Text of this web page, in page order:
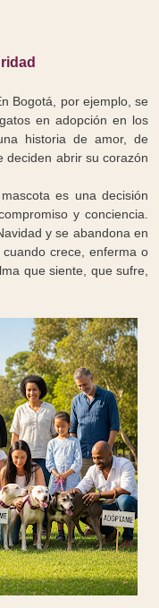
Bogotá, por ejemplo, se
en adopción en los
historia de amor, de
deciden abrir su corazón
es una decisión
y conciencia.
y se abandona en
crece, enferma o
que siente, que sufre,